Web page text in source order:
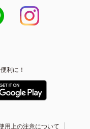
利に！
用上の注意について